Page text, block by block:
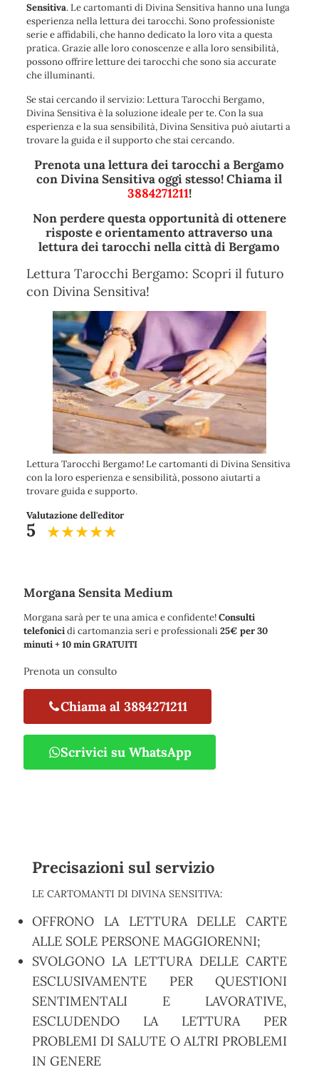
Sensitiva. Le cartomanti di Divina Sensitiva hanno una lunga
esperienza nella lettura dei tarocchi. Sono professioniste
serie e affidabili, che hanno dedicato la loro vita a questa
pratica. Grazie alle loro conoscenze e alla loro sensibilità,
possono offrire letture dei tarocchi che sono sia accurate
che illuminanti.
Se stai cercando il servizio: Lettura Tarocchi Bergamo,
Divina Sensitiva è la soluzione ideale per te. Con la sua
esperienza e la sua sensibilità, Divina Sensitiva può aiutarti a
trovare la guida e il supporto che stai cercando.
Prenota una lettura dei tarocchi a Bergamo
con Divina Sensitiva oggi stesso! Chiama il
3884271211!
Non perdere questa opportunità di ottenere
risposte e orientamento attraverso una
lettura dei tarocchi nella città di Bergamo
Lettura Tarocchi Bergamo: Scopri il futuro
con Divina Sensitiva!
Lettura Tarocchi Bergamo! Le cartomanti di Divina Sensitiva
con la loro esperienza e sensibilità, possono aiutarti a
trovare guida e supporto.
Valutazione dell'editor
5
Morgana Sensita Medium
Morgana sarà per te una amica e confidente!Consulti
telefonicidi cartomanzia seri e professionali25€ per 30
minuti + 10 min GRATUITI
Prenota un consulto
Chiama al 3884271211
Scrivici su WhatsApp
Precisazioni sul servizio
LE CARTOMANTI DI DIVINA SENSITIVA:
OFFRONO LA LETTURA DELLE CARTE
ALLE SOLE PERSONE MAGGIORENNI;
SVOLGONO LA LETTURA DELLE CARTE
ESCLUSIVAMENTE PER QUESTIONI
SENTIMENTALI E LAVORATIVE,
ESCLUDENDO LA LETTURA PER
PROBLEMI DI SALUTE O ALTRI PROBLEMI
IN GENERE